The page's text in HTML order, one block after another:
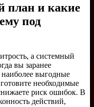
план и какие
под
а системный
вы заранее
выгодные
необходимые
риск ошибок. В
действий,